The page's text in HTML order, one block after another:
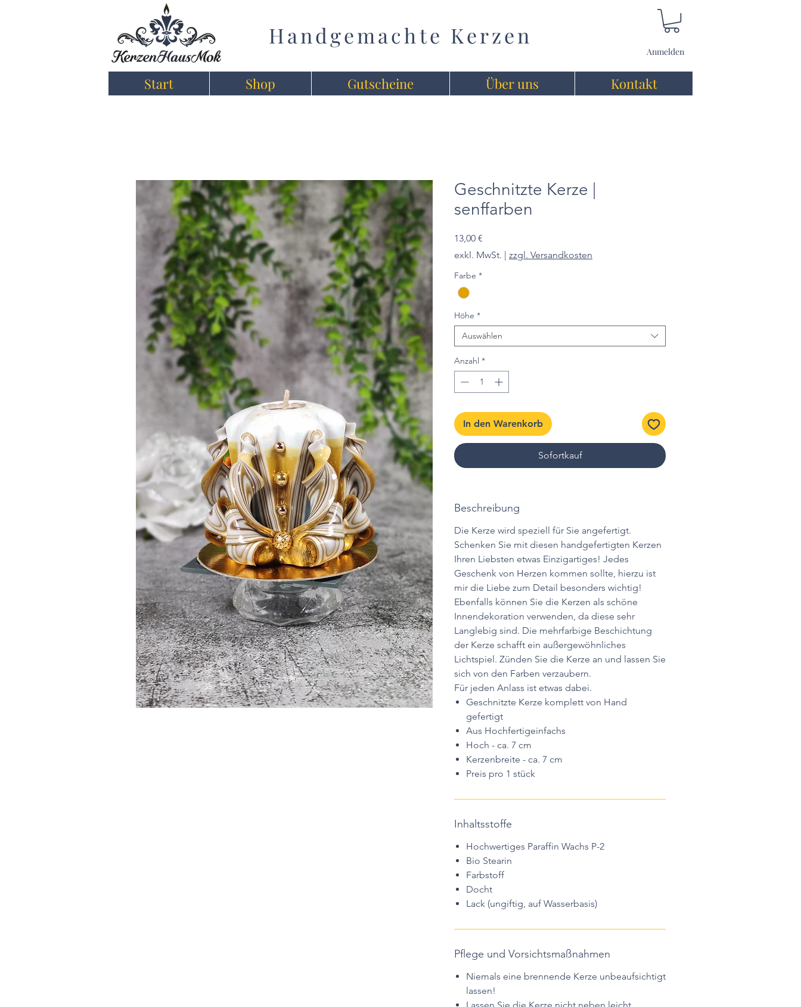
Handgemachte Kerzen
Anmelden
Start Shop Gutscheine Über uns Kontakt
Geschnitzte Kerze |
senffarben
13,00 €
exkl. MwSt. | zzgl. Versandkosten
Farbe *
Höhe *
Auswählen
Anzahl *
In den Warenkorb
Sofortkauf
Beschreibung
Die Kerze wird speziell für Sie angefertigt.
Schenken Sie mit diesen handgefertigten Kerzen
Ihren Liebsten etwas Einzigartiges! Jedes
Geschenk von Herzen kommen sollte, hierzu ist
mir die Liebe zum Detail besonders wichtig!
Ebenfalls können Sie die Kerzen als schöne
Innendekoration verwenden, da diese sehr
Langlebig sind. Die mehrfarbige Beschichtung
der Kerze schafft ein außergewöhnliches
Lichtspiel. Zünden Sie die Kerze an und lassen Sie
sich von den Farben verzaubern.
Für jeden Anlass ist etwas dabei.
Geschnitzte Kerze komplett von Hand
gefertigt
Aus Hochfertigeinfachs
Hoch - ca. 7 cm
Kerzenbreite - ca. 7 cm
Preis pro 1 stück
Inhaltsstoffe
Hochwertiges Paraffin Wachs P-2
Bio Stearin
Farbstoff
Docht
Lack (ungiftig, auf Wasserbasis)
Pflege und Vorsichtsmaßnahmen
Niemals eine brennende Kerze unbeaufsichtigt
lassen!